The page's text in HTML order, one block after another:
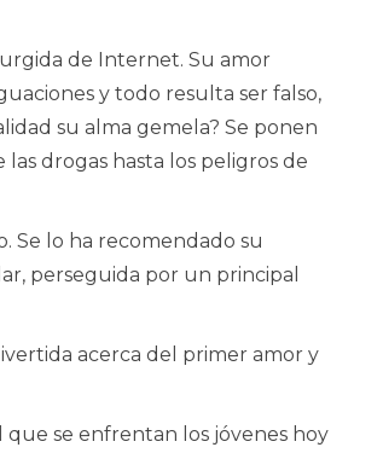
de Internet. Su amor
y todo resulta ser falso,
su alma gemela? Se ponen
drogas hasta los peligros de
Se lo ha recomendado su
perseguida por un principal
acerca del primer amor y
que se enfrentan los jóvenes hoy